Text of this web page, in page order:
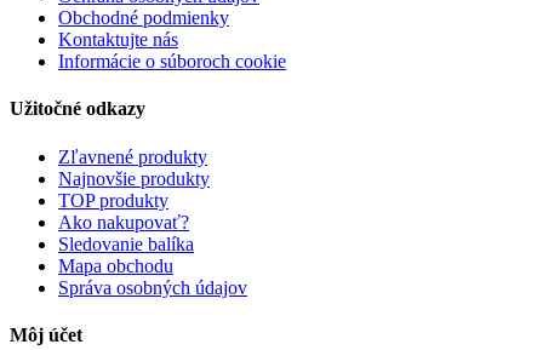
Obchodné podmienky
Kontaktujte nás
Informácie o súboroch cookie
Užitočné odkazy
Zľavnené produkty
Najnovšie produkty
TOP produkty
Ako nakupovať?
Sledovanie balíka
Mapa obchodu
Správa osobných údajov
Môj účet